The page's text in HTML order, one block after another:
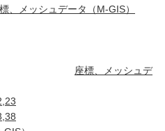
、メッシュデータ（M-GIS）
座標、メッシュデ